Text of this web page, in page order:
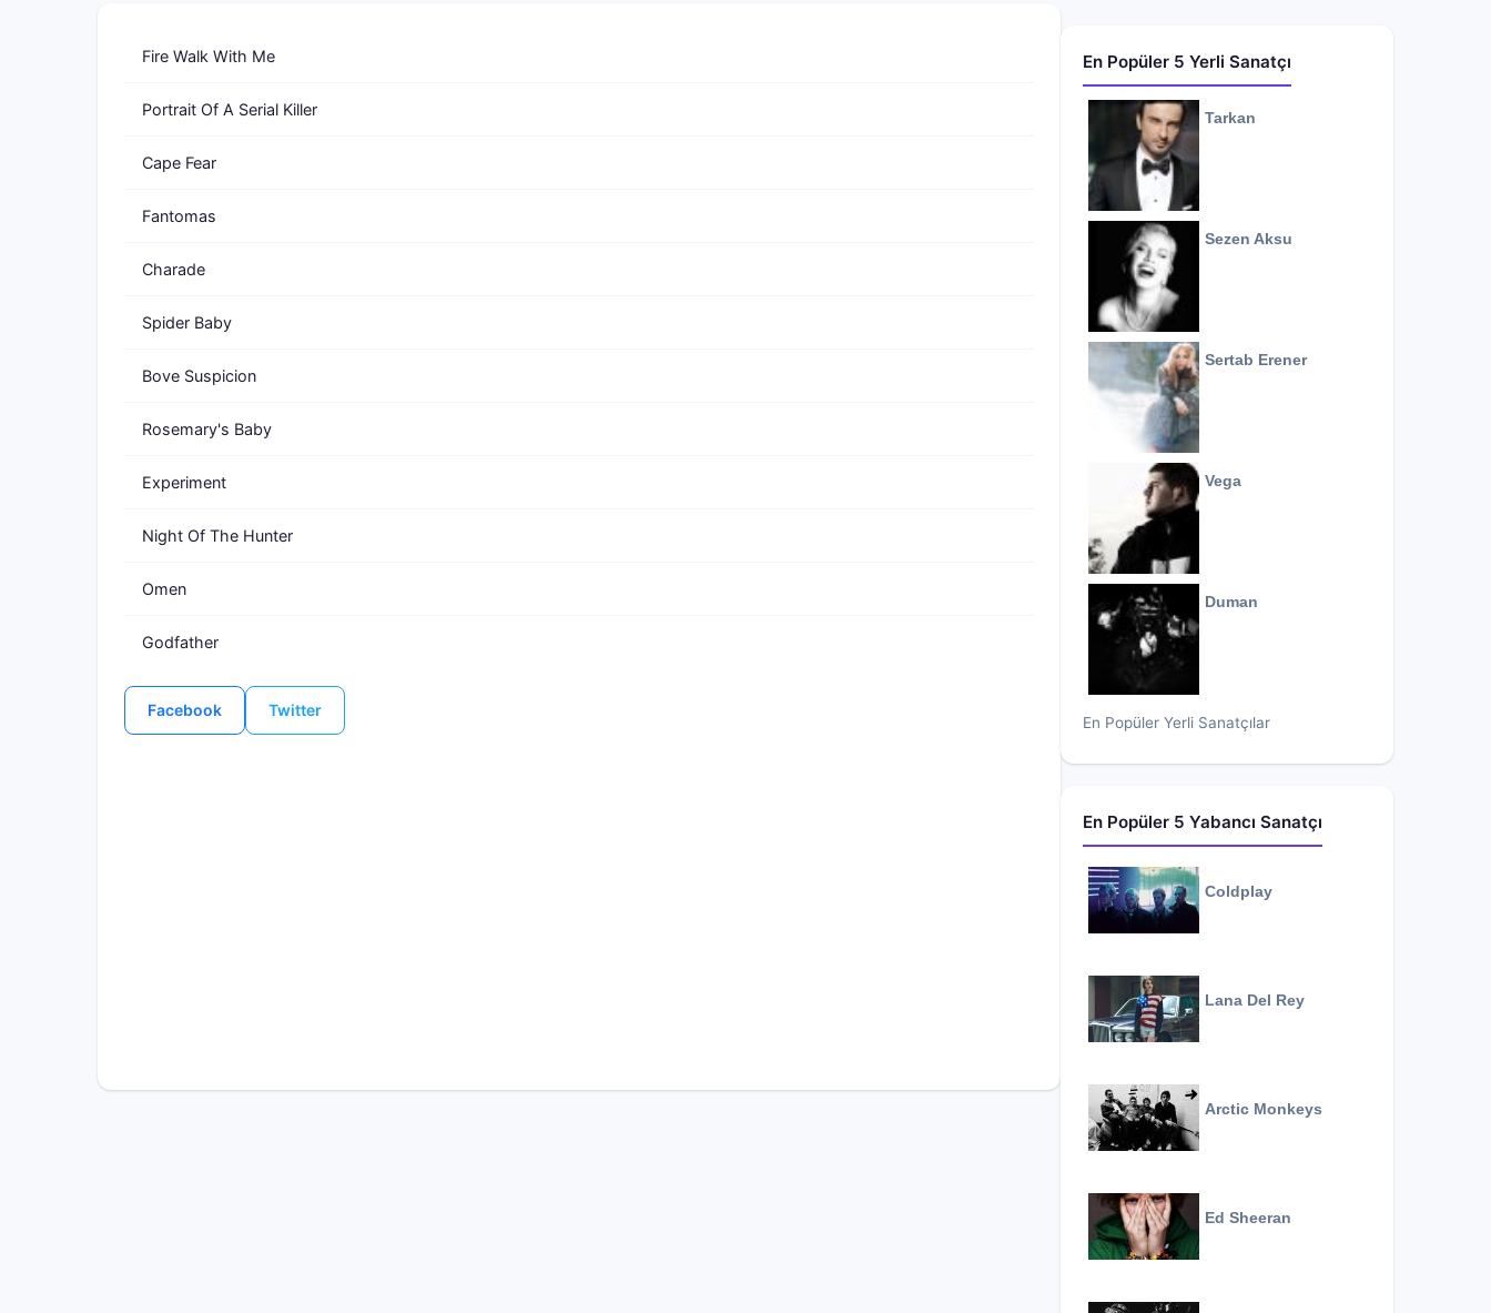
Fire Walk With Me
Portrait Of A Serial Killer
Cape Fear
Fantomas
Charade
Spider Baby
Bove Suspicion
Rosemary's Baby
Experiment
Night Of The Hunter
Omen
Godfather
Facebook Twitter
En Popüler 5 Yerli Sanatçı
Tarkan
Sezen Aksu
Sertab Erener
Vega
Duman
En Popüler Yerli Sanatçılar
En Popüler 5 Yabancı Sanatçı
Coldplay
Lana Del Rey
Arctic Monkeys
Ed Sheeran